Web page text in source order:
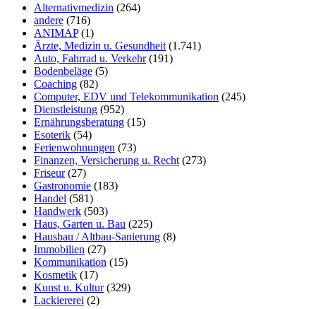
Alternativmedizin (264)
andere (716)
ANIMAP(1)
Ärzte, Medizin u. Gesundheit (1.741)
Auto, Fahrrad u. Verkehr(191)
Bodenbeläge (5)
Coaching (82)
Computer, EDV und Telekommunikation (245)
Dienstleistung (952)
Ernährungsberatung (15)
Esoterik (54)
Ferienwohnungen (73)
Finanzen, Versicherung u. Recht (273)
Friseur(27)
Gastronomie (183)
Handel (581)
Handwerk (503)
Haus, Garten u. Bau (225)
Hausbau / Altbau-Sanierung (8)
Immobilien (27)
Kommunikation (15)
Kosmetik (17)
Kunst u. Kultur(329)
Lackiererei (2)